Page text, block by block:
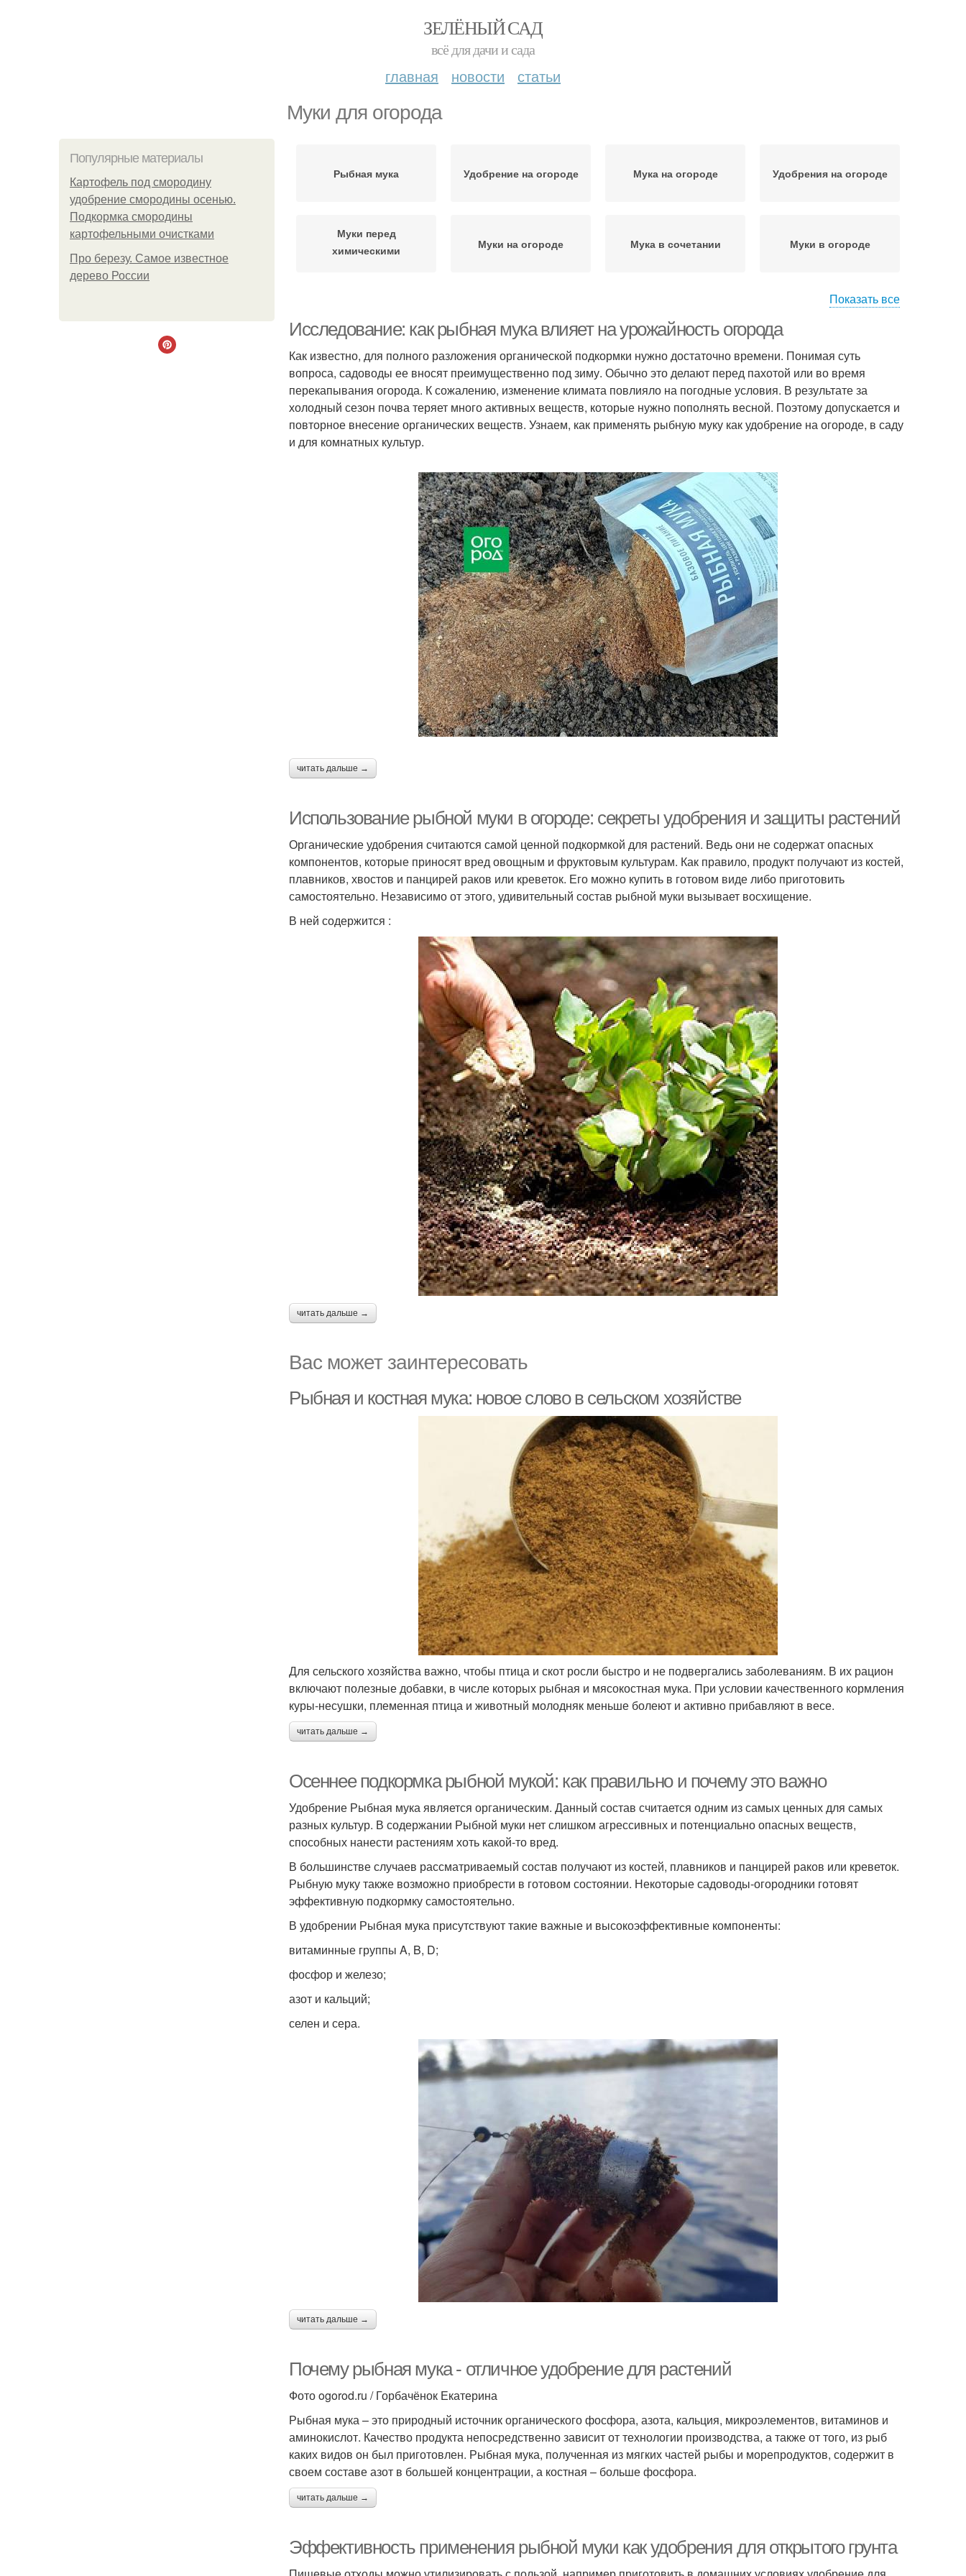
ЗЕЛЁНЫЙ САД
всё для дачи и сада
главная новости статьи
Муки для огорода
Популярные материалы
Картофель под смородину
удобрение смородины осенью.
Подкормка смородины
картофельными очистками
Про березу. Самое известное
дерево России
Рыбная мука Удобрение на огороде Мука на огороде Удобрения на огороде
Муки перед
химическими
Муки на огороде Мука в сочетании Муки в огороде
Показать все
Исследование: как рыбная мука влияет на урожайность огорода
Как известно, для полного разложения органической подкормки нужно достаточно времени. Понимая суть
вопроса, садоводы ее вносят преимущественно под зиму. Обычно это делают перед пахотой или во время
перекапывания огорода. К сожалению, изменение климата повлияло на погодные условия. В результате за
холодный сезон почва теряет много активных веществ, которые нужно пополнять весной. Поэтому допускается и
повторное внесение органических веществ. Узнаем, как применять рыбную муку как удобрение на огороде, в саду
и для комнатных культур.
читать дальше →
Использование рыбной муки в огороде: секреты удобрения и защиты растений
Органические удобрения считаются самой ценной подкормкой для растений. Ведь они не содержат опасных
компонентов, которые приносят вред овощным и фруктовым культурам. Как правило, продукт получают из костей,
плавников, хвостов и панцирей раков или креветок. Его можно купить в готовом виде либо приготовить
самостоятельно. Независимо от этого, удивительный состав рыбной муки вызывает восхищение.
В ней содержится :
читать дальше →
Вас может заинтересовать
Рыбная и костная мука: новое слово в сельском хозяйстве
Для сельского хозяйства важно, чтобы птица и скот росли быстро и не подвергались заболеваниям. В их рацион
включают полезные добавки, в числе которых рыбная и мясокостная мука. При условии качественного кормления
куры-несушки, племенная птица и животный молодняк меньше болеют и активно прибавляют в весе.
читать дальше →
Осеннее подкормка рыбной мукой: как правильно и почему это важно
Удобрение Рыбная мука является органическим. Данный состав считается одним из самых ценных для самых
разных культур. В содержании Рыбной муки нет слишком агрессивных и потенциально опасных веществ,
способных нанести растениям хоть какой-то вред.
В большинстве случаев рассматриваемый состав получают из костей, плавников и панцирей раков или креветок.
Рыбную муку также возможно приобрести в готовом состоянии. Некоторые садоводы-огородники готовят
эффективную подкормку самостоятельно.
В удобрении Рыбная мука присутствуют такие важные и высокоэффективные компоненты:
витаминные группы A, B, D;
фосфор и железо;
азот и кальций;
селен и сера.
читать дальше →
Почему рыбная мука - отличное удобрение для растений
Фото ogorod.ru / Горбачёнок Екатерина
Рыбная мука – это природный источник органического фосфора, азота, кальция, микроэлементов, витаминов и
аминокислот. Качество продукта непосредственно зависит от технологии производства, а также от того, из рыб
каких видов он был приготовлен. Рыбная мука, полученная из мягких частей рыбы и морепродуктов, содержит в
своем составе азот в большей концентрации, а костная – больше фосфора.
читать дальше →
Эффективность применения рыбной муки как удобрения для открытого грунта